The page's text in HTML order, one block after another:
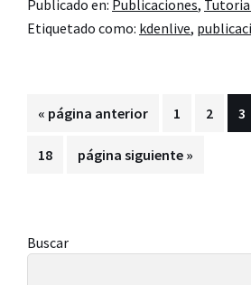
Kdenlive,
el
vídeo
KDE
Publicado en: Publicaciones,
Etiquetado como: kdenlive,
« Ir
la
página anterior Página
1 Página
2 3
Página
18
Ir
página siguiente »
Barra
Buscar